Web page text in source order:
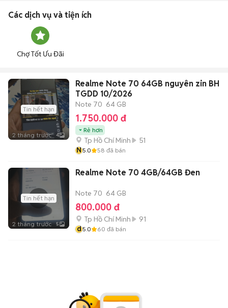
Các dịch vụ và tiện ích
Chợ Tốt Ưu Đãi
Tin hết hạn
2 tháng trước 4
Realme Note 70 64GB nguyên zin BH
TGDD 10/2026
Note 70 64 GB
1.750.000 đ
Rẻ hơn
Tp Hồ Chí Minh
51
N5.0 58 đã bán
Tin hết hạn
2 tháng trước 5
Realme Note 70 4GB/64GB Đen
Note 70 64 GB
800.000 đ
Tp Hồ Chí Minh
91
d5.0 60 đã bán